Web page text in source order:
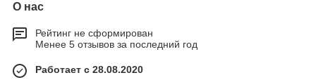
О нас
Рейтинг не сформирован
Менее 5 отзывов за последний год
Работает с 28.08.2020